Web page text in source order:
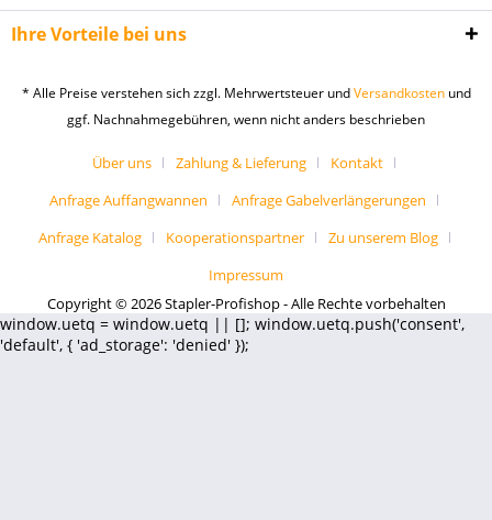
Ihre Vorteile bei uns
* Alle Preise verstehen sich zzgl. Mehrwertsteuer undVersandkostenund
ggf. Nachnahmegebühren, wenn nicht anders beschrieben
Über uns Zahlung & Lieferung
Kontakt
Anfrage Auffangwannen
Anfrage Gabelverlängerungen
Anfrage Katalog
Kooperationspartner
Zu unserem Blog
Impressum
Copyright © 2026 Stapler-Profishop - Alle Rechte vorbehalten
window.uetq = window.uetq || []; window.uetq.push('consent',
'default', { 'ad_storage': 'denied' });